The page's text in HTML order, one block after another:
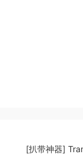
[扒带神器]